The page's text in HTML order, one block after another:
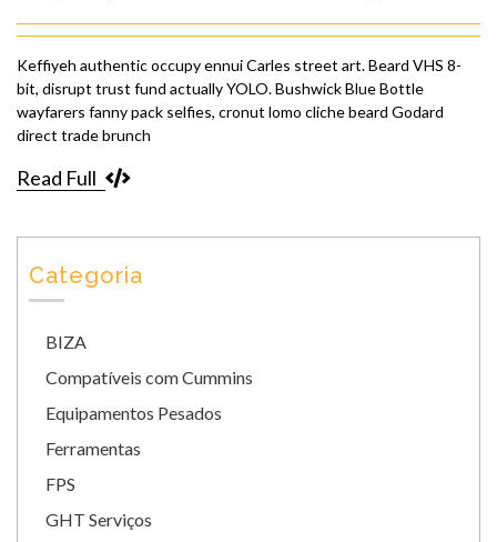
Keffiyeh authentic occupy ennui Carles street art. Beard VHS 8-
bit, disrupt trust fund actually YOLO. Bushwick Blue Bottle
wayfarers fanny pack selfies, cronut lomo cliche beard Godard
direct trade brunch
Read Full
Categoria
BIZA
Compatíveis com Cummins
Equipamentos Pesados
Ferramentas
FPS
GHT Serviços